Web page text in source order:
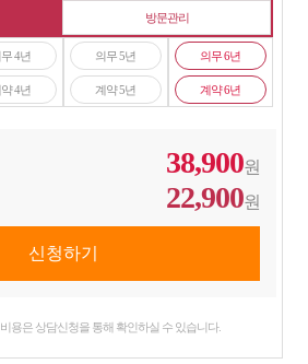
방문관리
4년
4년
의무 5년
계약 5년
의무 6년
계약 6년
38,900원
22,900원
용은 상담신청을 통해 확인하실 수 있습니다.